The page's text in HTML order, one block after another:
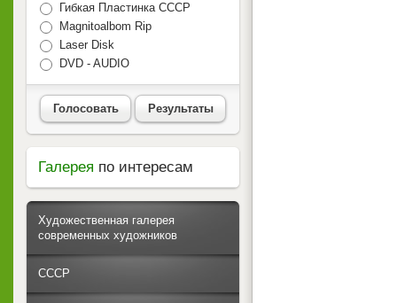
Гибкая Пластинка СССР
Magnitoalbom Rip
Laser Disk
DVD - AUDIO
Голосовать Результаты
Галерея по интересам
Художественная галерея
современных художников
СССР